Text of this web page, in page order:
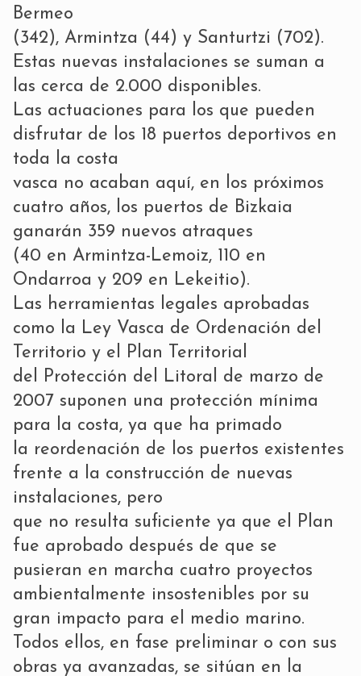
Bermeo
(342), Armintza (44) y Santurtzi (702).
Estas nuevas instalaciones se suman a
las cerca de 2.000 disponibles.
Las actuaciones para los que pueden
disfrutar de los 18 puertos deportivos en
toda la costa
vasca no acaban aquí, en los próximos
cuatro años, los puertos de Bizkaia
ganarán 359 nuevos atraques
(40 en Armintza-Lemoiz, 110 en
Ondarroa y 209 en Lekeitio).
Las herramientas legales aprobadas
como la Ley Vasca de Ordenación del
Territorio y el Plan Territorial
del Protección del Litoral de marzo de
2007 suponen una protección mínima
para la costa, ya que ha primado
la reordenación de los puertos existentes
frente a la construcción de nuevas
instalaciones, pero
que no resulta suficiente ya que el Plan
fue aprobado después de que se
pusieran en marcha cuatro proyectos
ambientalmente insostenibles por su
gran impacto para el medio marino.
Todos ellos, en fase preliminar o con sus
obras ya avanzadas, se sitúan en la